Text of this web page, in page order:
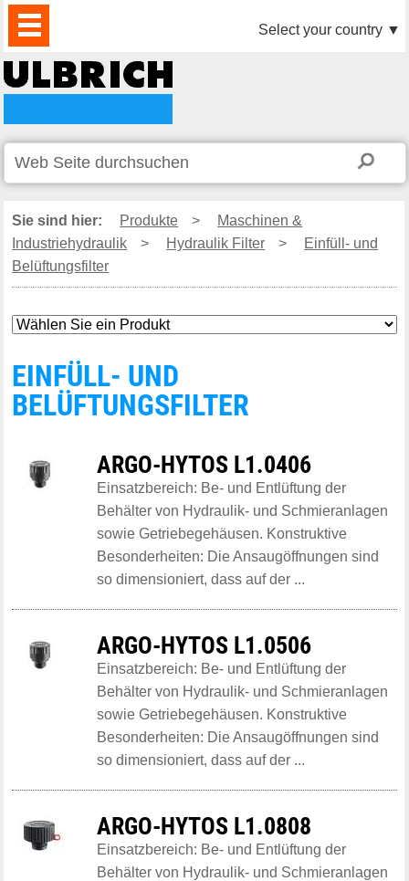
PRODUKTE
AKTUELLES
DOWNLOAD
VIDEO
PARTNER
UNTERNEHMEN
KONTAKTE Select your country ▼
Sie sind hier: Produkte >
Maschinen &
Industriehydraulik
> Hydraulik Filter >
Einfüll- und
Belüftungsfilter
EINFÜLL- UND
BELÜFTUNGSFILTER
ARGO-HYTOS L1.0406
Einsatzbereich: Be- und Entlüftung der
Behälter von Hydraulik- und Schmieranlagen
sowie Getriebegehäusen. Konstruktive
Besonderheiten: Die Ansaugöffnungen sind
so dimensioniert, dass auf der ...
ARGO-HYTOS L1.0506
Einsatzbereich: Be- und Entlüftung der
Behälter von Hydraulik- und Schmieranlagen
sowie Getriebegehäusen. Konstruktive
Besonderheiten: Die Ansaugöffnungen sind
so dimensioniert, dass auf der ...
ARGO-HYTOS L1.0808
Einsatzbereich: Be- und Entlüftung der
Behälter von Hydraulik- und Schmieranlagen